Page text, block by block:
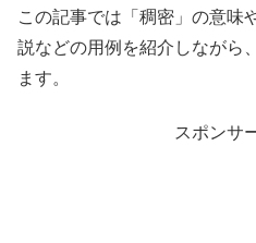
この記事では「稠密」の意味
説などの用例を紹介しながら
ます。
スポンサ